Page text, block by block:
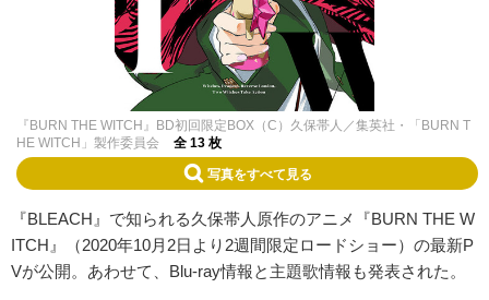
『BURN THE WITCH』BD初回限定BOX（C）久保帯人／集英社・「BURN T
HE WITCH」製作委員会
全 13 枚
写真をすべて見る
『BLEACH』で知られる久保帯人原作のアニメ『BURN THE W
ITCH』（2020年10月2日より2週間限定ロードショー）の最新P
Vが公開。あわせて、Blu-ray情報と主題歌情報も発表された。